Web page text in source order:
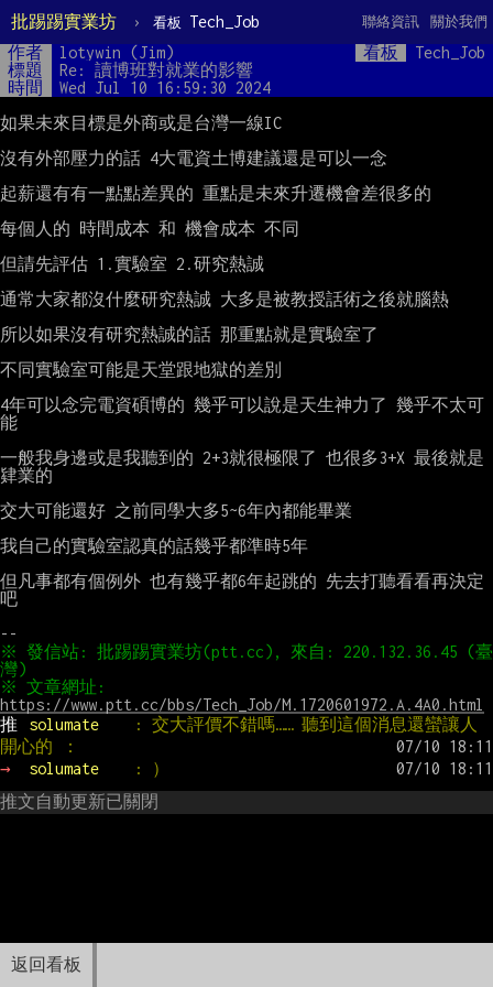
批踢踢實業坊 › 看板 Tech_Job 關於我們
聯絡資訊
返回看板
作者 lotywin (Jim) 看板
Tech_Job
標題
Re: 讀博班對就業的影響
時間
Wed Jul 10 16:59:30 2024
如果未來目標是外商或是台灣一線IC
沒有外部壓力的話 4大電資土博建議還是可以一念
起薪還有有一點點差異的 重點是未來升遷機會差很多的
每個人的 時間成本 和 機會成本 不同
但請先評估 1.實驗室 2.研究熱誠
通常大家都沒什麼研究熱誠 大多是被教授話術之後就腦熱
所以如果沒有研究熱誠的話 那重點就是實驗室了
不同實驗室可能是天堂跟地獄的差別
4年可以念完電資碩博的 幾乎可以說是天生神力了 幾乎不太可
能
一般我身邊或是我聽到的 2+3就很極限了 也很多3+X 最後就是
肄業的
交大可能還好 之前同學大多5~6年內都能畢業
我自己的實驗室認真的話幾乎都準時5年
但凡事都有個例外 也有幾乎都6年起跳的 先去打聽看看再決定
吧
※ 發信站: 批踢踢實業坊(ptt.cc), 來自: 220.132.36.45 (臺
https://www.ptt.cc/bbs/Tech_Job/M.1720601972.A.4A0.html
推
solumate
: 交大評價不錯嗎…… 聽到這個消息還蠻讓人
開心的 ：
→
solumate
: ）
推文自動更新已關閉